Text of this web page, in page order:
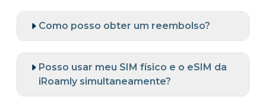
Como posso obter um reembolso?
Posso usar meu SIM físico e o eSIM da
iRoamly simultaneamente?